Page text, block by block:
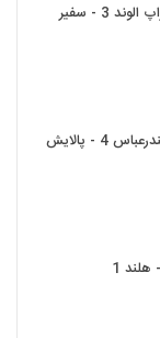
خلاصه فوتسال کراپ الوند 3 - سفیر
فوتسال پالایش بندرعباس 4 - پالایش